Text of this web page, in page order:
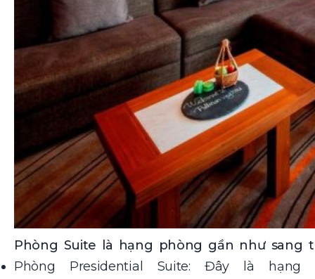
Phòng Suite là hạng phòng gần như sang
Phòng Presidential Suite: Đây là hạng